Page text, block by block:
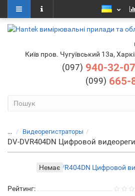
Київ пров. Чугуївський 13а,
(097) 940-32-
(099) 665-
... Видеорегистраторы
DV-DVR404DN Цифровой
Немає
Рейтинг: